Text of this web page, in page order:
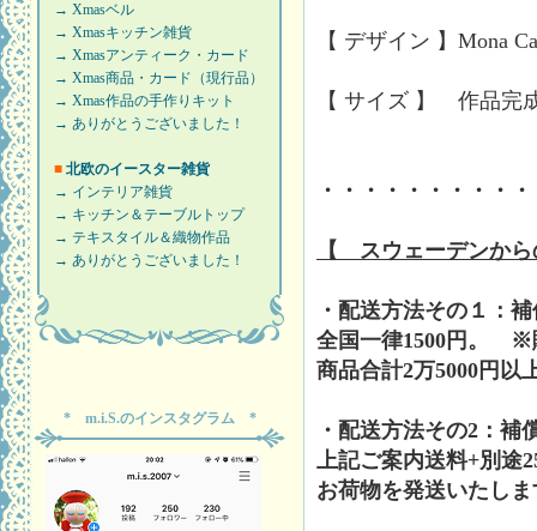
→ Xmasベル
→ Xmasキッチン雑貨
→ Xmasアンティーク・カード
→ Xmas商品・カード（現行品）
→ Xmas作品の手作りキット
→ ありがとうございました！
■ 北欧のイースター雑貨
→ インテリア雑貨
→ キッチン＆テーブルトップ
→ テキスタイル＆織物作品
→ ありがとうございました！
* m.i.S.のインスタグラム *
【 デザイン 】Mona
【 サイズ 】 作品
・・・・・・・・・
【 スウェーデンか
・配送方法その１：
全国一律1500円。 ※
商品合計2万5000円以
・配送方法その2：補
上記ご案内送料+別
お荷物を発送いたし